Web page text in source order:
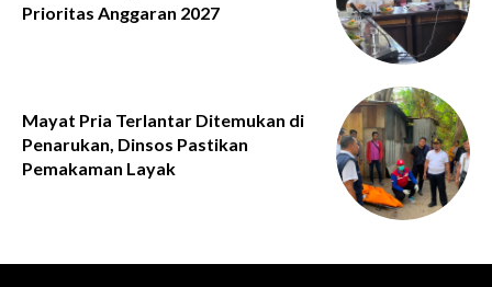
Prioritas Anggaran 2027
Mayat Pria Terlantar Ditemukan di
Penarukan, Dinsos Pastikan
Pemakaman Layak